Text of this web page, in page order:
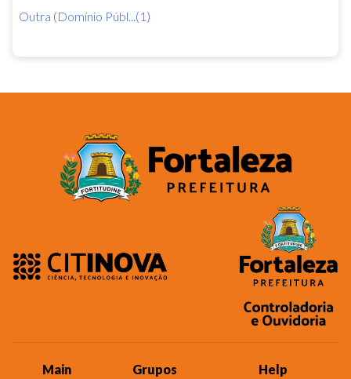
Outra (Domínio Públ...(1)
Main
Grupos
Help